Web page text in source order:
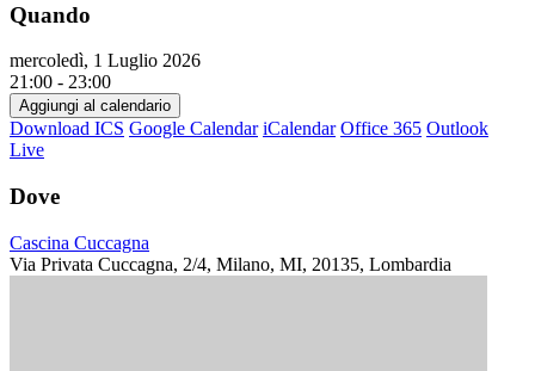
Quando
mercoledì, 1 Luglio 2026
21:00 - 23:00
Aggiungi al calendario
Download ICS Google Calendar iCalendar Office 365 Outlook
Live
Dove
Cascina Cuccagna
Via Privata Cuccagna, 2/4, Milano, MI, 20135, Lombardia